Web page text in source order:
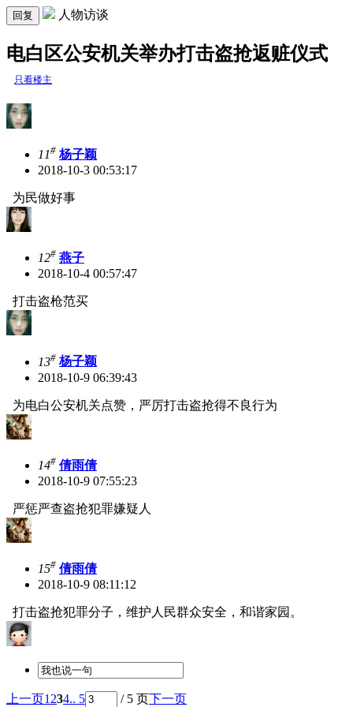
回复 人物访谈
电白区公安机关举办打击盗抢返赃仪式
只看楼主
11# 杨子颖
2018-10-3 00:53:17
为民做好事
12# 燕子
2018-10-4 00:57:47
打击盗枪范买
13# 杨子颖
2018-10-9 06:39:43
为电白公安机关点赞，严厉打击盗抢得不良行为
14# 倩雨倩
2018-10-9 07:55:23
严惩严查盗抢犯罪嫌疑人
15# 倩雨倩
2018-10-9 08:11:12
打击盗抢犯罪分子，维护人民群众安全，和谐家园。
上一页 1234.. 5 / 5 页 下一页